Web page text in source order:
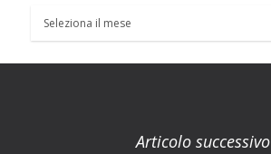
Articolo successivo